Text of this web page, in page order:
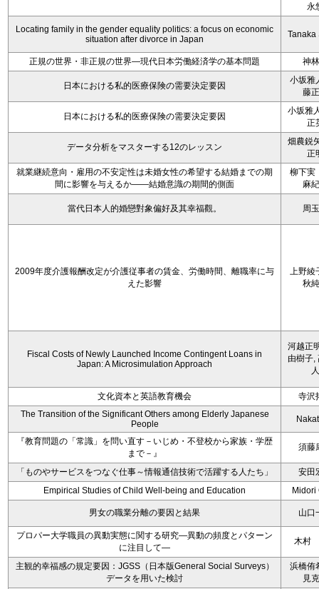
永
Locating family in the gender equality politics: a focus on economic
situation after divorce in Japan
Tanaka
正規の世界・非正規の世界―現代日本労働経済学の基本問題 神
日本における私的医療保険の需要決定要因
小坂雅
藤
日本における私的医療保険の需要決定要因
小坂雅
正
データ分析をマスターする12のレッスン
畑農鋭
正
就業継続意向・雇用の不安定性は未婚女性の希望する結婚までの期
間に影響を与えるか――結婚意識の期間的側面
柳下実
麻
當代日本人的婚戀對象偏好及其幸福觀。 周
2009年度介護報酬改定が介護従事者の賃金、労働時間、離職率に与
えた影響
上野綾
秋
Fiscal Costs of Newly Launched Income Contingent Loans in
Japan: A Microsimulation Approach
河越正
由樹子,
人
文化資本と英語教育機会
寺沢
The Transition of the Significant Others among Elderly Japanese
People
『教育問題の「常識」を問い直す－いじめ・不登校から家族・学歴
まで－』
須藤
「ものやサービスをつなぐ仕事～情報通信技術で活躍する人たち」
安田
Empirical Studies of Child Well-being and Education
Midori
男女の職業分離の要因と結果 山口
プロパー大学職員の異動実態に関する研究―異動の頻度とパターン
に注目して―
木村
主観的幸福感の規定要因：JGSS（日本版General Social Surveys）
データを用いた検討
浜橋侑
見